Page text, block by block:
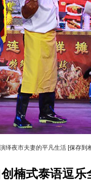
绎夜市夫妻的平凡生活 [保存到
楠式泰语逗乐